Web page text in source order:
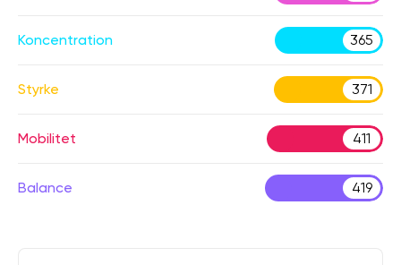
Koncentration 365
Styrke 371
Mobilitet 411
Balance 419